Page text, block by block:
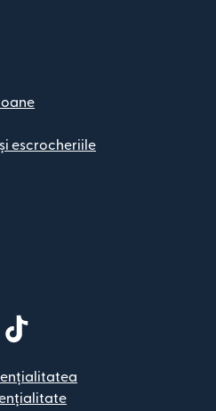
escrocheriile
nouă)
o fereastră nouă)
într-o fereastră nouă)
într-o fereastră nouă)
deschide într-o fereastră